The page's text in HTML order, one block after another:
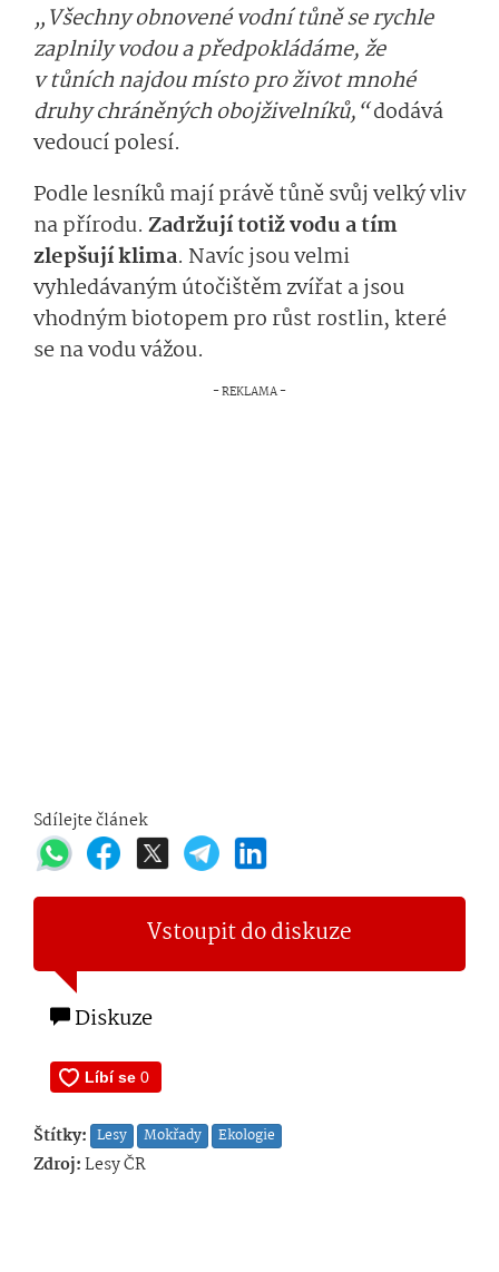
„Všechny obnovené vodní tůně se rychle
zaplnily vodou a předpokládáme, že
v tůních najdou místo pro život mnohé
druhy chráněných obojživelníků,“dodává
vedoucí polesí.
Podle lesníků mají právě tůně svůj velký vliv
na přírodu. Zadržují totiž vodu a tím
zlepšují klima. Navíc jsou velmi
vyhledávaným útočištěm zvířat a jsou
vhodným biotopem pro růst rostlin, které
se na vodu vážou.
Sdílejte článek
Vstoupit do diskuze
Diskuze
Štítky: Lesy Mokřady Ekologie
Zdroj:Lesy ČR